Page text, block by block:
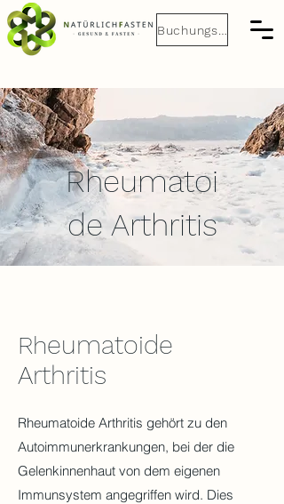
Buchungsanfrage
Rheumatoi
de Arthritis
Rheumatoide
Arthritis
Rheumatoide Arthritis gehört zu den
Autoimmunerkrankungen, bei der die
Gelenkinnenhaut von dem eigenen
Immunsystem angegriffen wird. Dies